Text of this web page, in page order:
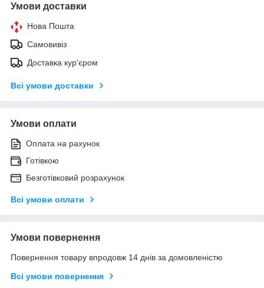
Умови доставки
Нова Пошта
Самовивіз
Доставка кур'єром
Всі умови доставки
Умови оплати
Оплата на рахунок
Готівкою
Безготівковий розрахунок
Всі умови оплати
Умови повернення
Повернення товару впродовж 14 днів за домовленістю
Всі умови повернення